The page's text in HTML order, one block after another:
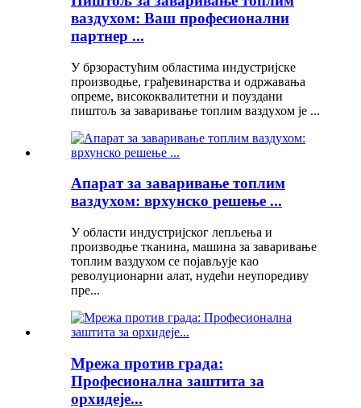
ваздухом: Ваш професионални
партнер ...
У брзорастућим областима индустријске
производње, грађевинарства и одржавања
опреме, висококвалитетни и поуздани
пиштољ за заваривање топлим ваздухом је ...
Апарат за заваривање топлим
ваздухом: врхунско решење ...
У области индустријског лепљења и
производње тканина, машина за заваривање
топлим ваздухом се појављује као
револуционарни алат, нудећи неупоредиву
пре...
Мрежа против града:
Професионална заштита за
орхидеје...